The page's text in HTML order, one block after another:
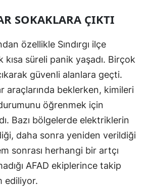
Şanlıurfa
Van
Yozgat
Zonguldak
Aksaray
Bayburt
Karaman
SOKAKLARA ÇIKTI
özellikle Sındırgı ilçe
kısa süreli panik yaşadı. Birçok
güvenli alanlara geçti.
araçlarında beklerken, kimileri
öğrenmek için
Bazı bölgelerde elektriklerin
daha sonra yeniden verildiği
sonrası herhangi bir artçı
AFAD ekiplerince takip
ediliyor.